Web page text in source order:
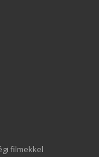
filmekkel